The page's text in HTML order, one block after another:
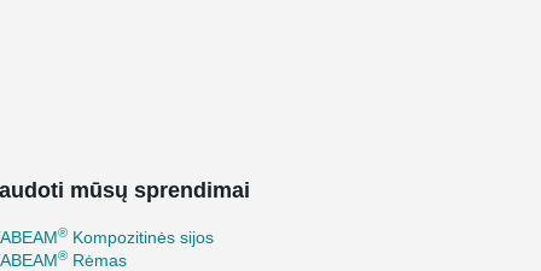
mūsų sprendimai
® Kompozitinės sijos
® Rėmas